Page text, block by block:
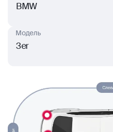
BMW
3er
Модель